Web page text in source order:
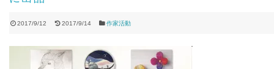
2017/9/12 2017/9/14 作家活動